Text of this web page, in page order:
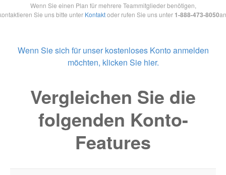
Wenn Sie einen Plan für mehrere Teammitglieder benötigen,
Sie uns bitte unter Kontaktoder rufen Sie uns unter 1-888-473-8050
Wenn Sie sich für unser kostenloses Konto anmelden
möchten, klicken Sie hier.
Vergleichen Sie die
folgenden Konto-
Features